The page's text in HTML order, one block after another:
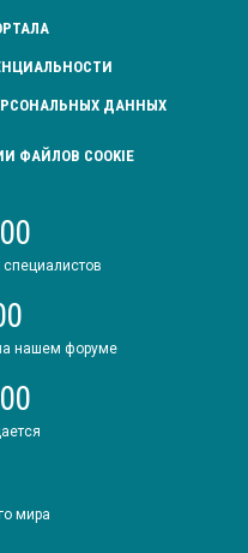
ДАННЫХ
ФАЙЛОВ COOKIE
специалистов
нашем форуме
мира